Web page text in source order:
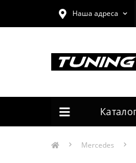
Наша адреса
Mercedes